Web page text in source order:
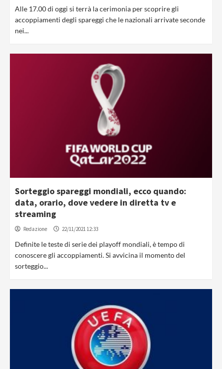
Alle 17.00 di oggi si terrà la cerimonia per scoprire gli
accoppiamenti degli spareggi che le nazionali arrivate seconde
nei...
Sorteggio spareggi mondiali, ecco quando:
data, orario, dove vedere in diretta tv e
streaming
Redazione 22/11/2021 12:33
Definite le teste di serie dei playoff mondiali, è tempo di
conoscere gli accoppiamenti. Si avvicina il momento del
sorteggio...